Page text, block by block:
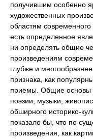
получившим особенно
художественных
областям современного
есть определенное
ни определять общие
произведениям
глубже и
признака, как
приемы. Общие основы
поэзии, музыки,
обширного историко-
показало бы, что по
произведения, как